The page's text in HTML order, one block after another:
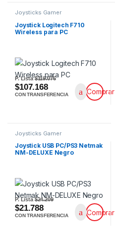
Joysticks Gamer
Joystick Logitech F710
Wireless para PC
P. Lista$119.076
$107.168
CON TRANSFERENCIA Comprar
Joysticks Gamer
Joystick USB PC/PS3 Netmak
NM-DELUXE Negro
P. Lista$24.209
$21.788
CON TRANSFERENCIA Comprar